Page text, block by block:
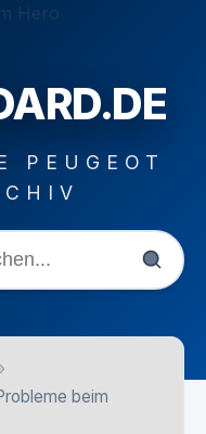
PEUGEOT
beim